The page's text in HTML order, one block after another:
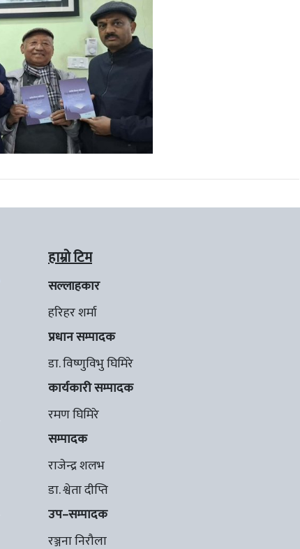
हाम्रो टिम
सल्लाहकार
हरिहर शर्मा
प्रधान सम्पादक
डा. विष्णुविभु घिमिरे
कार्यकारी सम्पादक
रमण घिमिरे
सम्पादक
राजेन्द्र शलभ
डा. श्वेता दीप्ति
उप–सम्पादक
रञ्जना निरौला